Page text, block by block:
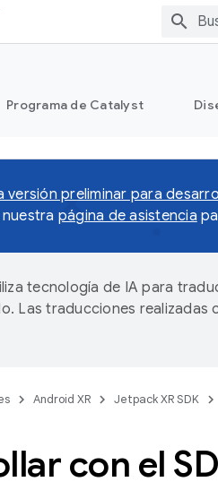
Programa de Catalyst
versión preliminar para
página de asistencia
tecnología de IA para
Las traducciones realizadas
Android XR Jetpack XR SDK
con el